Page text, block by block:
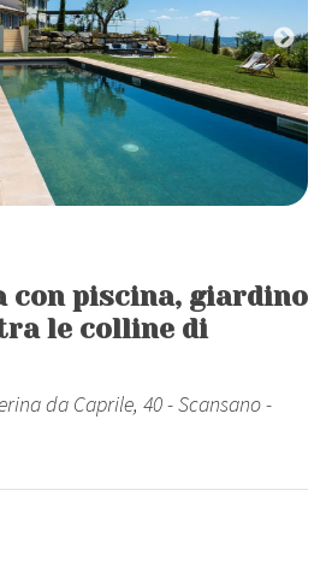
con piscina, giardino
tra le colline di
da Caprile, 40 - Scansano -